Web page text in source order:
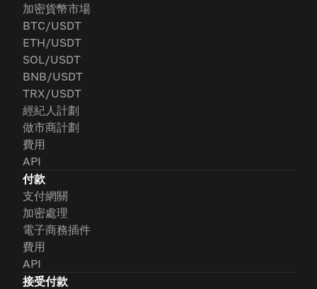
加密貨幣市場
BTC/USDT
ETH/USDT
SOL/USDT
BNB/USDT
TRX/USDT
經紀人計劃
做市商計劃
費用
API
付款
支付網關
加密處理
電子商務插件
費用
API
接受付款